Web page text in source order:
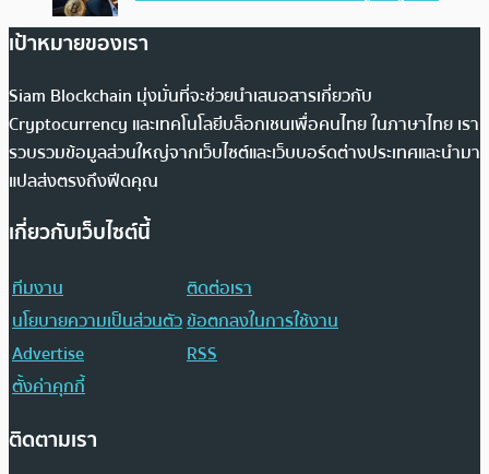
เป้าหมายของเรา
Siam Blockchain มุ่งมั่นที่จะช่วยนำเสนอสารเกี่ยวกับ
Cryptocurrency และเทคโนโลยีบล็อกเชนเพื่อคนไทย ในภาษาไทย เรา
รวบรวมข้อมูลส่วนใหญ่จากเว็บไซต์และเว็บบอร์ดต่างประเทศและนำมา
แปลส่งตรงถึงฟีดคุณ
เกี่ยวกับเว็บไซต์นี้
ทีมงาน
ติดต่อเรา
นโยบายความเป็นส่วนตัวข้อตกลงในการใช้งาน
Advertise
RSS
ตั้งค่าคุกกี้
ติดตามเรา